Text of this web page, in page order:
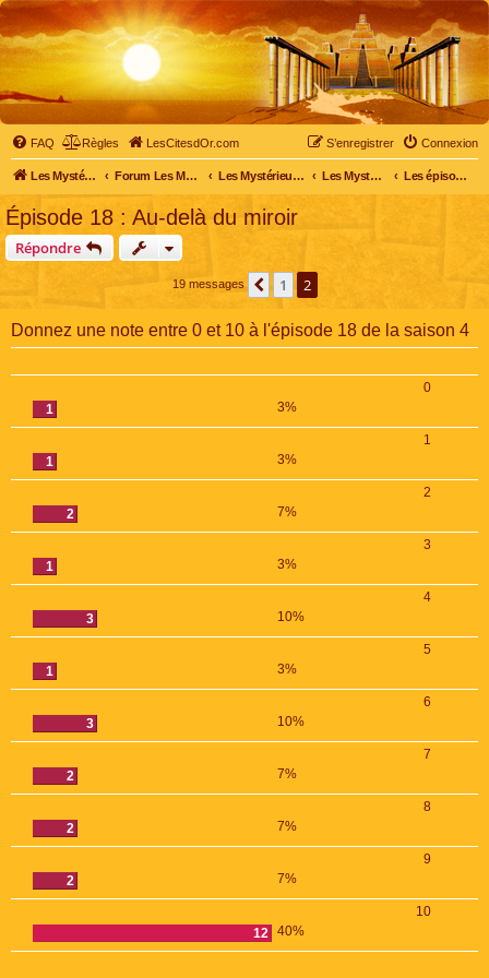
FAQ Règles LesCitesdOr.com Connexion
S’enregistrer
Les Mystérieuses Cités d'Or - LesCitesdOr.com Forum Les Mystérieuses Cités d'Or Les Mystérieuses Cités d'Or Les Mystérieuses Cités d'Or : saison 4 (2020) Les épisodes de la saison 4
Épisode 18 : Au-delà du miroir
Répondre
19 messages Précédente
1 2
Donnez une note entre 0 et 10 à l'épisode 18 de la saison 4
0
1
3%
1
1
3%
2
2
7%
3
1
3%
4
3
10%
5
1
3%
6
3
10%
7
2
7%
8
2
7%
9
2
7%
10
12 40%